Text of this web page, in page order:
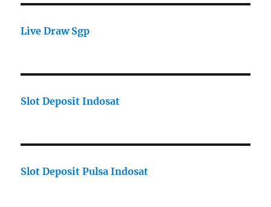
Live Draw Sgp
Slot Deposit Indosat
Slot Deposit Pulsa Indosat